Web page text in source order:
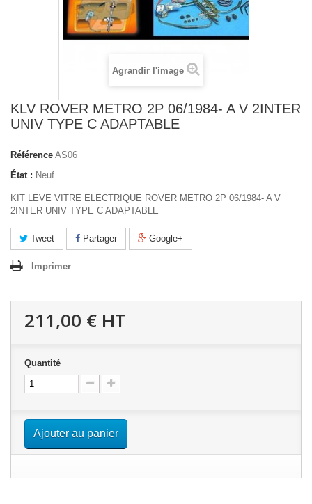
Agrandir l'image
KLV ROVER METRO 2P 06/1984- A V 2INTER
UNIV TYPE C ADAPTABLE
Référence AS06
État : Neuf
KIT LEVE VITRE ELECTRIQUE ROVER METRO 2P 06/1984- A V
2INTER UNIV TYPE C ADAPTABLE
Tweet Partager Google+
Imprimer
211,00 € HT
Quantité
Ajouter au panier